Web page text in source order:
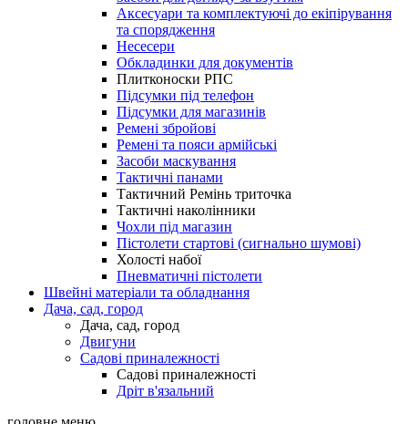
Аксесуари та комплектуючі до екіпірування
та спорядження
Несесери
Обкладинки для документів
Плитконоски РПС
Підсумки під телефон
Підсумки для магазинів
Ремені збройові
Ремені та пояси армійські
Засоби маскування
Тактичні панами
Тактичний Ремінь триточка
Тактичні наколінники
Чохли під магазин
Пістолети стартові (сигнально шумові)
Холості набої
Пневматичні пістолети
Швейні матеріали та обладнання
Дача, сад, город
Дача, сад, город
Двигуни
Садові приналежності
Садові приналежності
Дріт в'язальний